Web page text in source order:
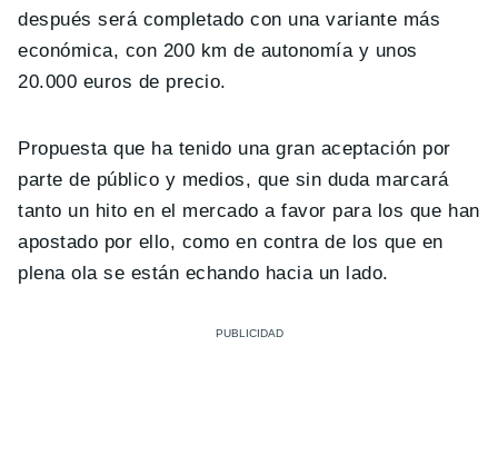
después será completado con una variante más
económica, con 200 km de autonomía y unos
20.000 euros de precio.
Propuesta que ha tenido una gran aceptación por
parte de público y medios, que sin duda marcará
tanto un hito en el mercado a favor para los que han
apostado por ello, como en contra de los que en
plena ola se están echando hacia un lado.